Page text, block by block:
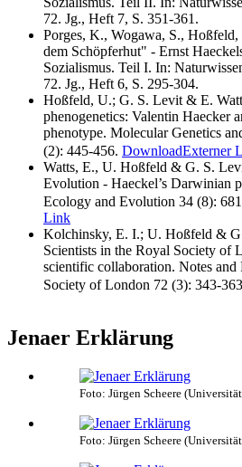
72. Jg., Heft 7, S. 351-361.
Porges, K., Wogawa, S.,
dem Schöpferhut" - Ernst
Sozialismus. Teil I. In:
72. Jg., Heft 6, S. 295-304.
Hoßfeld, U.; G. S. Levit & E.
phenogenetics: Valentin Haecker
phenotype. Molecular Genetics
(2): 445-456. DownloadExterner
Watts, E., U. Hoßfeld & G. S.
Evolution - Haeckel’s Darwinian
Ecology and Evolution 34 (8):
Link
Kolchinsky, E. I.; U. Hoßfeld &
Scientists in the Royal Society of
scientific collaboration. Notes and
Society of London 72 (3): 343-
Jenaer Erklärung
Foto: Jürgen Scheere
Foto: Jürgen Scheere